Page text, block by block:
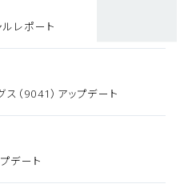
レポート
（9041）アップデート
デート